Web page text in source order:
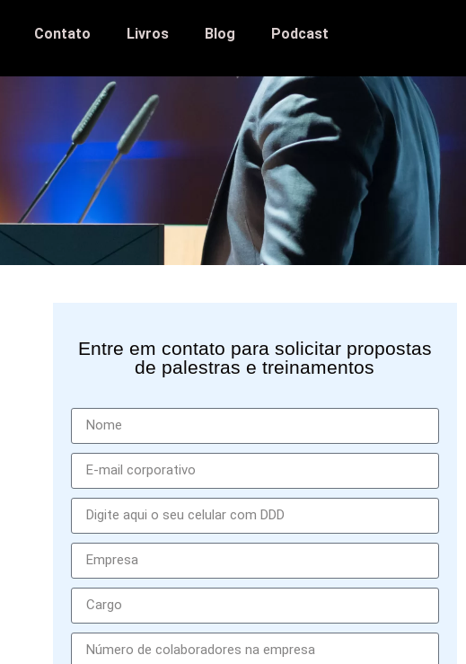
Contato Livros Blog Podcast
Entre em contato para solicitar propostas
de palestras e treinamentos